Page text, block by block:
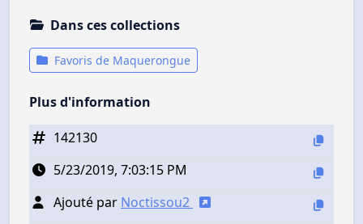
Dans ces collections
Favoris de Maquerongue
Plus d'information
142130
5/23/2019, 7:03:15 PM
Ajouté par Noctissou2